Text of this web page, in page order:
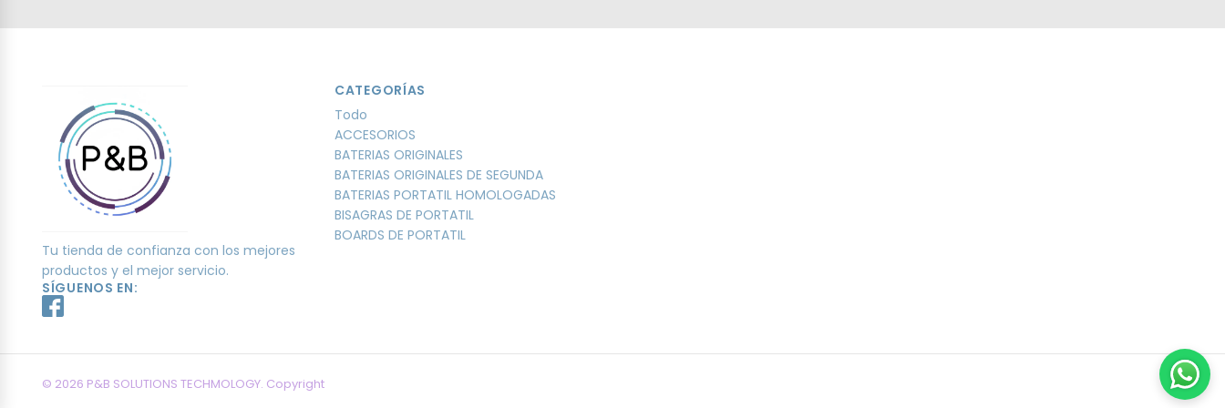
Tu tienda de confianza con los mejores
productos y el mejor servicio.
SÍGUENOS EN:
CATEGORÍAS
Todo
ACCESORIOS
BATERIAS ORIGINALES
BATERIAS ORIGINALES DE SEGUNDA
BATERIAS PORTATIL HOMOLOGADAS
BISAGRAS DE PORTATIL
BOARDS DE PORTATIL
© 2026 P&B SOLUTIONS TECHMOLOGY. Copyright